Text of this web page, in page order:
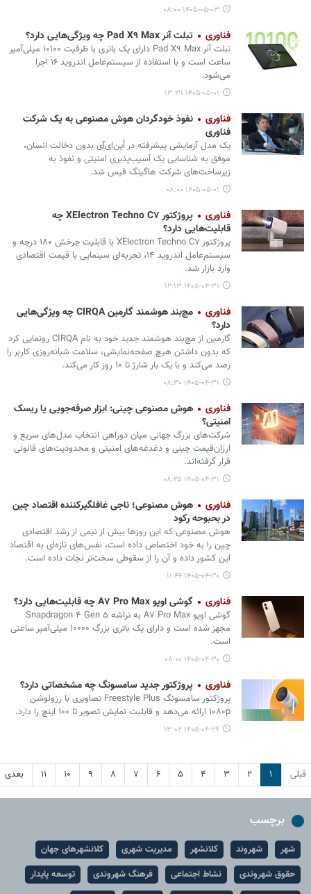
۱۴۰۵-۰۵-۰۳ ۰۸:۰۰
فناوری تبلت آنر Pad X۹ Max چه ویژگی‌هایی دارد؟
تبلت آنر Pad X۹ Max دارای یک باتری با ظرفیت ۱۰۱۰۰ میلی‌آمپر
ساعت است و با استفاده از سیستم‌عامل اندروید ۱۶ اجرا
می‏‌شود.
۱۴۰۵-۰۵-۰۱ ۱۳:۳۱
فناوری
نفوذ خودگردان هوش مصنوعی به یک شرکت
فناوری
یک مدل آزمایشی پیشرفته در اُپن‌اِی‌آی بدون دخالت انسان،
موفق به شناسایی یک آسیب‌پذیری امنیتی و نفوذ به
زیرساخت‌های شرکت هاگینگ فیس شد.
۱۴۰۵-۰۵-۰۱ ۰۸:۰۰
فناوری
پروژکتور XElectron Techno C۷ چه
قابلیت‌هایی دارد؟
پروژکتور XElectron Techno C۷ با قابلیت چرخش ۱۸۰ درجه و
سیستم‌عامل اندروید ۱۴، تجربه‌ای سینمایی با قیمت اقتصادی
وارد بازار شد.
۱۴۰۵-۰۴-۳۱ ۱۲:۱۳
فناوری
مچ‌بند هوشمند گارمین CIRQA چه ویژگی‌هایی
دارد؟
گارمین از ‌مچ‌بند هوشمند جدید خود به نام CIRQA رونمایی کرد
که بدون داشتن هیچ صفحه‌نمایشی، سلامت شبانه‌روزی کاربر را
رصد می‌کند و با یک بار شارژ تا ۱۰ روز کار می‌کند.
۱۴۰۵-۰۴-۳۱ ۰۸:۳۰
فناوری
هوش مصنوعی چینی: ابزار صرفه‌جویی یا ریسک
امنیتی؟
شرکت‌های بزرگ جهانی میان دوراهی انتخاب مدل‌های سریع و
ارزان‌قیمت چینی و دغدغه‌های امنیتی و محدودیت‌های قانونی
قرار گرفته‌اند.
۱۴۰۵-۰۴-۳۱ ۰۸:۲۵
فناوری
هوش مصنوعی؛ ناجی غافلگیرکننده اقتصاد چین
در بحبوحه رکود
هوش مصنوعی که این روزها بیش از نیمی از رشد اقتصادی
چین را به خود اختصاص داده است، نفس‌های تازه‌ای به اقتصاد
این کشور داده و آن را از سقوطی سخت‌تر نجات داده است.
۱۴۰۵-۰۴-۳۰ ۱۱:۴۶
فناوری گوشی اوپو A۷ Pro Max چه قابلیت‌هایی دارد؟
گوشی اوپو A۷ Pro Max به تراشه Snapdragon ۴ Gen ۵
مجهز شده است و دارای یک باتری بزرگ ۱۰۰۰۰ میلی‌آمپر ساعتی
است.
۱۴۰۵-۰۴-۳۰ ۰۸:۰۰
فناوری پروژکتور جدید سامسونگ چه مشخصاتی دارد؟
پروژکتور سامسونگ Freestyle Plus تصاویری با رزولوشن
۱۰۸۰p ارائه می‌دهد و قابلیت نمایش تصویر تا ۱۰۰ اینچ را دارد.
۱۴۰۵-۰۴-۲۹ ۱۳:۰۲
قبلی ۱ ۲ ۳ ۴ ۵ ۶ ۷ ۸ ۹ ۱۰ ۱۱ بعدی
برچسب
شهر شهروند کلانشهر مدیریت شهری
کلانشهرهای جهان
حقوق شهروندی
نشاط اجتماعی فرهنگ شهروندی
توسعه پایدار